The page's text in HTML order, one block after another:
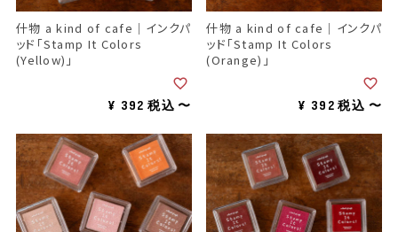
什物 a kind of cafe｜インクパ
ッド「Stamp It Colors
(Yellow)」
¥ 392 税込 〜
什物 a kind of cafe｜インクパ
ッド「Stamp It Colors
(Orange)」
¥ 392 税込 〜